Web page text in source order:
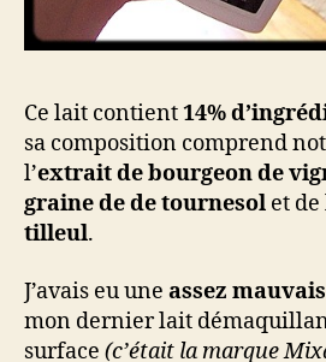
Ce lait contient14%
sa composition comprend
l’extrait de bourgeon de
graine de de tournesol et de
tilleul.
J’avais eu une assez
mon dernier lait
surface (c’était la marque